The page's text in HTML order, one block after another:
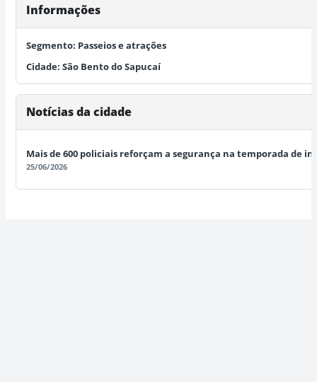
Informações
Segmento: Passeios e atrações
Cidade: São Bento do Sapucaí
Notícias da cidade
Mais de 600 policiais reforçam a segurança na temporada de
25/06/2026